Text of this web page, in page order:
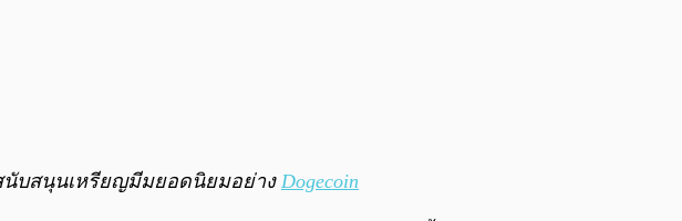
นับสนุนเหรียญมีมยอดนิยมอย่าง Dogecoin